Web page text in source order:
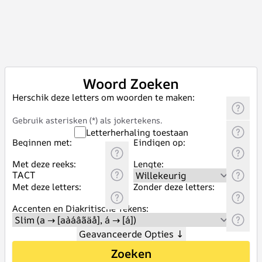
Woord Zoeken
Herschik deze letters om woorden te maken:
Gebruik asterisken (*) als jokertekens.
Letterherhaling toestaan
Beginnen met:
Eindigen op:
Met deze reeks:
Lengte:
Met deze letters:
Zonder deze letters:
Accenten en Diakritische Tekens:
Geavanceerde Opties ↓
Zoeken